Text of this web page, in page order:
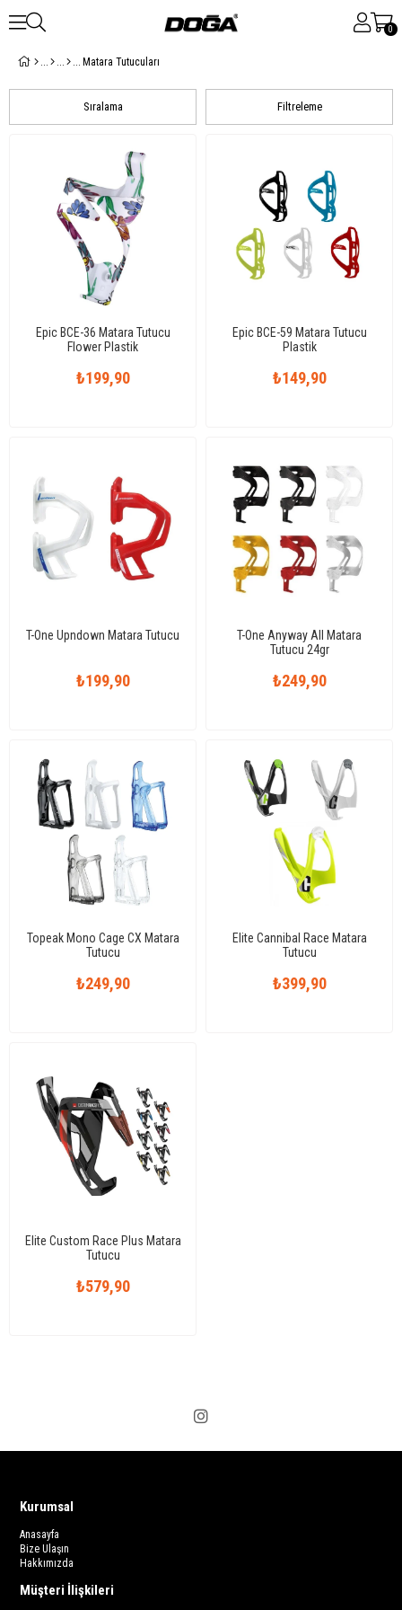
0
Matara Tutucuları
Filtreleme
Sıralama
Epic BCE-36 Matara Tutucu
Flower Plastik
₺199,90
Epic BCE-59 Matara Tutucu
Plastik
₺149,90
T-One Upndown Matara Tutucu
₺199,90
T-One Anyway All Matara
Tutucu 24gr
₺249,90
Topeak Mono Cage CX Matara
Tutucu
₺249,90
Elite Cannibal Race Matara
Tutucu
₺399,90
Elite Custom Race Plus Matara
Tutucu
₺579,90
Kurumsal
Anasayfa
Bize Ulaşın
Hakkımızda
Müşteri İlişkileri